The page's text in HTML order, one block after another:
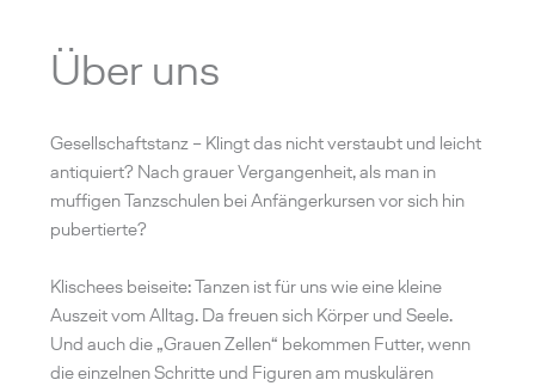
Über uns
Gesellschaftstanz – Klingt das nicht verstaubt und leicht
antiquiert? Nach grauer Vergangenheit, als man in
muffigen Tanzschulen bei Anfängerkursen vor sich hin
pubertierte?
Klischees beiseite: Tanzen ist für uns wie eine kleine
Auszeit vom Alltag. Da freuen sich Körper und Seele.
Und auch die „Grauen Zellen“ bekommen Futter, wenn
die einzelnen Schritte und Figuren am muskulären